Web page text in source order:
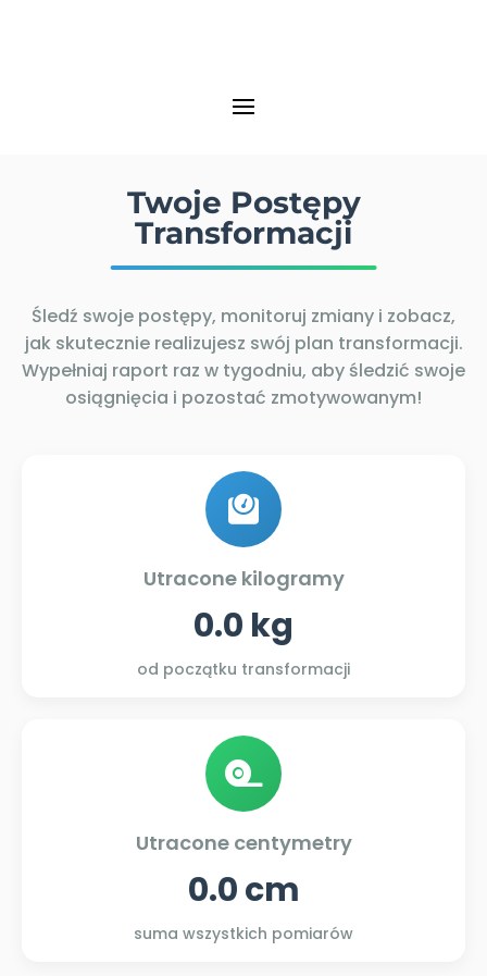
Twoje Postępy
Transformacji
Śledź swoje postępy, monitoruj zmiany i zobacz,
jak skutecznie realizujesz swój plan transformacji.
Wypełniaj raport raz w tygodniu, aby śledzić swoje
osiągnięcia i pozostać zmotywowanym!
Utracone kilogramy
0.0 kg
od początku transformacji
Utracone centymetry
0.0 cm
suma wszystkich pomiarów